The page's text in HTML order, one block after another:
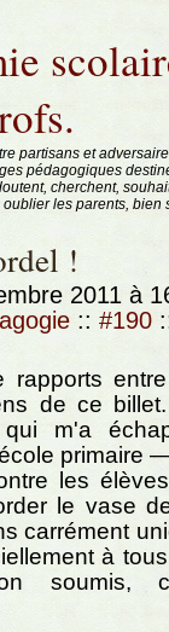
partisans et
pédagogiques
cherchent,
les parents, bien
!
2011 à
:: #190
rapports
de ce
m'a
primaire
les
le vase
carrément
à
soumis,